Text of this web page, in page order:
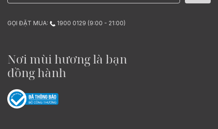
GỌI ĐẶT MUA: 1900 0129 (9:00 - 21:00)
Nơi mùi hương là bạn
đồng hành